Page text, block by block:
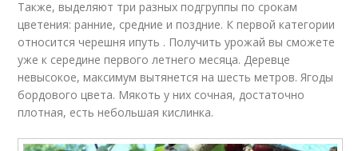
Также, выделяют три разных подгруппы по срокам
цветения: ранние, средние и поздние. К первой категории
относится черешня ипуть . Получить урожай вы сможете
уже к середине первого летнего месяца. Деревце
невысокое, максимум вытянется на шесть метров. Ягоды
бордового цвета. Мякоть у них сочная, достаточно
плотная, есть небольшая кислинка.